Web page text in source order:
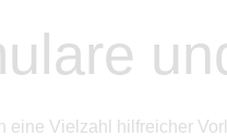
eine Vielzahl hilfreicher